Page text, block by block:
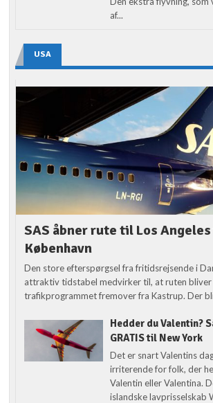
af...
USA
SAS åbner rute til Los
København
Den store efterspørgsel fra fritidsrejsende i
attraktiv tidstabel medvirker til, at ruten bliver
trafikprogrammet fremover fra Kastrup. Der
Hedder du Valentin?
GRATIS til New York
Det er snart Valentins
irriterende for folk, der
Valentin eller Valentina.
islandske lavprisselskab